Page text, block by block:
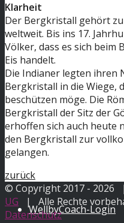
Edelsteine
Workshop
Reha-Kliniken
Jobs
WellbyCoach-Login
Klarheit
Der Bergkristall gehört
weltweit. Bis ins 17.
Völker, dass es sich
Eis handelt.
Die Indianer legten ihren
Bergkristall in die Wiege,
beschützen möge. Die
Bergkristall der Sitz der
erhoffen sich auch heute
den Bergkristall zur
gelangen.
zurück
© Copyright 2017 - 2026
UG | Alle Rechte
Datenschutz